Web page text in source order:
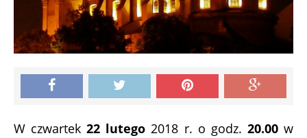
W czwartek 22 lutego 2018 r. o godz. 20.00w